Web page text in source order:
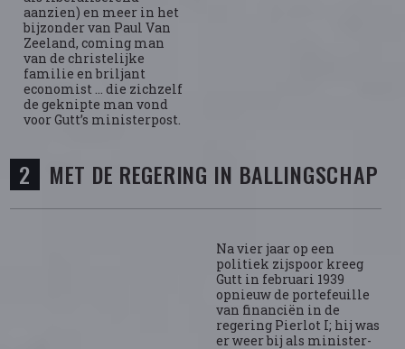
aanzien) en meer in het
bijzonder van Paul Van
Zeeland, coming man
van de christelijke
familie en briljant
economist … die zichzelf
de geknipte man vond
voor Gutt’s ministerpost.
MET DE REGERING IN BALLINGSCHAP
Na vier jaar op een
politiek zijspoor kreeg
Gutt in februari 1939
opnieuw de portefeuille
van financiën in de
regering Pierlot I; hij was
er weer bij als minister-